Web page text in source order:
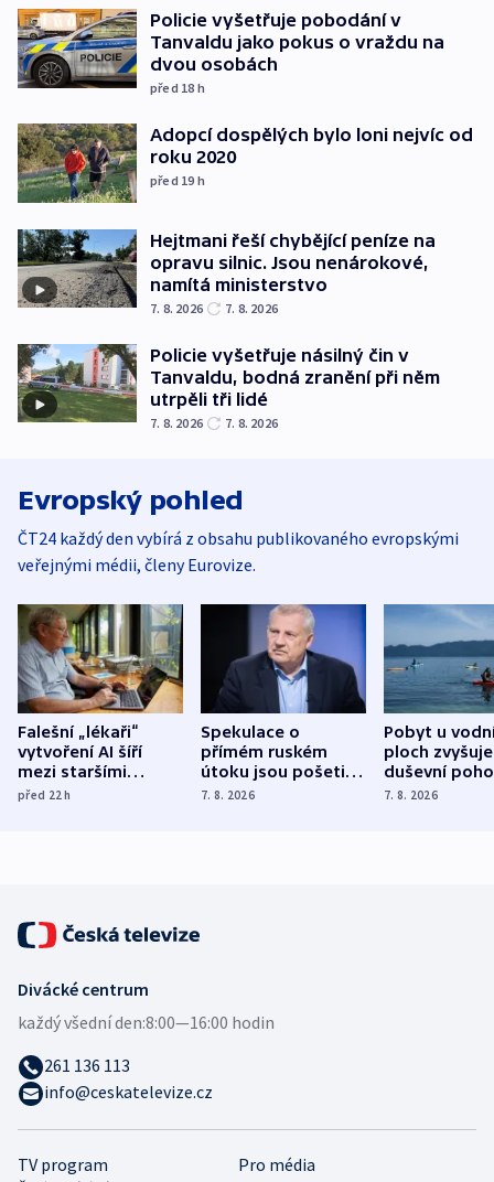
Policie vyšetřuje pobodání v
Tanvaldu jako pokus o vraždu na
dvou osobách
před 18 h
Adopcí dospělých bylo loni nejvíc od
roku 2020
před 19 h
Hejtmani řeší chybějící peníze na
opravu silnic. Jsou nenárokové,
namítá ministerstvo
7. 8. 2026 7. 8. 2026
Policie vyšetřuje násilný čin v
Tanvaldu, bodná zranění při něm
utrpěli tři lidé
7. 8. 2026 7. 8. 2026
Evropský pohled
ČT24 každý den vybírá z obsahu publikovaného evropskými
veřejnými médii, členy Eurovize.
Falešní „lékaři“
vytvoření AI šíří
mezi staršími
Poláky nebezpečné
před 22h
Spekulace o
přímém ruském
útoku jsou pošetilé,
míní estonský
7. 8. 2026
Pobyt u
ploch zvyšuje
duševní
ukázala
7. 8. 2026
TV program
Pro média
Divácké centrum
každý všední den:8:00—16:00 hodin
261 136 113
info@ceskatelevize.cz